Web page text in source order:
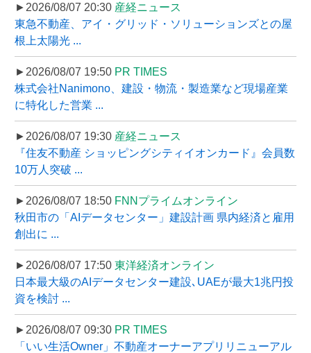
►2026/08/07 20:30 産経ニュース
東急不動産、アイ・グリッド・ソリューションズとの屋
根上太陽光 ...
►2026/08/07 19:50 PR TIMES
株式会社Nanimono、建設・物流・製造業など現場産業
に特化した営業 ...
►2026/08/07 19:30 産経ニュース
『住友不動産 ショッピングシティイオンカード』会員数
10万人突破 ...
►2026/08/07 18:50 FNNプライムオンライン
秋田市の「AIデータセンター」建設計画 県内経済と雇用
創出に ...
►2026/08/07 17:50 東洋経済オンライン
日本最大級のAIデータセンター建設､UAEが最大1兆円投
資を検討 ...
►2026/08/07 09:30 PR TIMES
「いい生活Owner」不動産オーナーアプリリニューアル